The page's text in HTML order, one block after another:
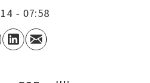
- 07:58